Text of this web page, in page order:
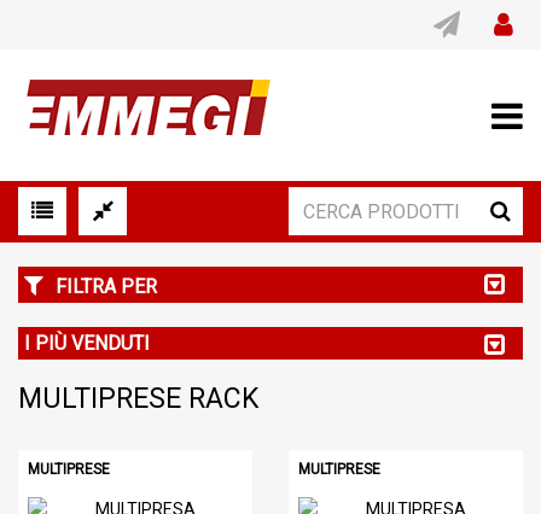
FILTRA PER
I PIÙ VENDUTI
MULTIPRESE RACK
MULTIPRESE MULTIPRESE